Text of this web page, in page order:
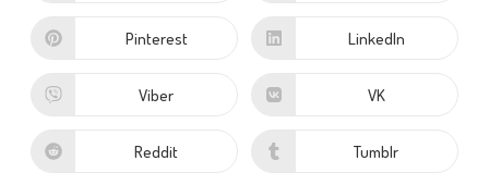
Pinterest LinkedIn
Viber VK
Reddit Tumblr